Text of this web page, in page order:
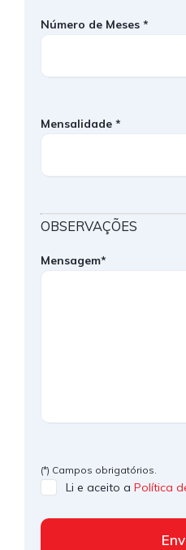
Número de Meses *
Mensalidade *
OBSERVAÇÕES
Mensagem*
(*) Campos obrigatórios.
Li e aceito a Política